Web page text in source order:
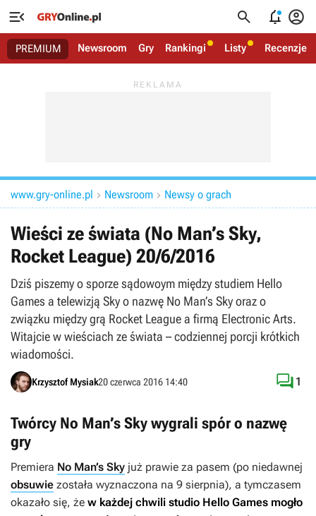
   
PREMIUM Newsroom Gry Rankingi Listy Recenzje
www.gry-online.pl  Newsroom  Newsy o grach
Wieści ze świata (No Man’s Sky,
Rocket League) 20/6/2016
Dziś piszemy o sporze sądowoym między studiem Hello
Games a telewizją Sky o nazwę No Man’s Sky oraz o
związku między grą Rocket League a firmą Electronic Arts.
Witajcie w wieściach ze świata – codziennej porcji krótkich
wiadomości.
Krzysztof Mysiak20 czerwca 2016 14:40  1
Twórcy No Man’s Sky wygrali spór o nazwę
gry
Premiera No Man’s Sky już prawie za pasem (po niedawnej
obsuwie została wyznaczona na 9 sierpnia), a tymczasem
okazało się, że w każdej chwili studio Hello Games mogło